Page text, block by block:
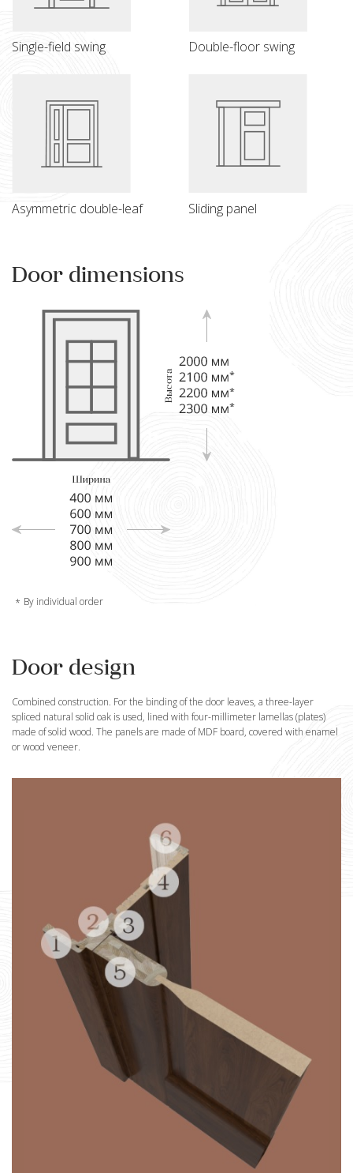
Single-field swing Double-floor swing
Asymmetric double-leaf Sliding panel
Door dimensions
By individual order
Door design
Combined construction. For the binding of the door leaves, a three-layer
spliced natural solid oak is used, lined with four-millimeter lamellas (plates)
made of solid wood. The panels are made of MDF board, covered with enamel
or wood veneer.